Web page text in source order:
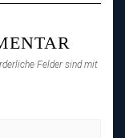
Felder sind mit